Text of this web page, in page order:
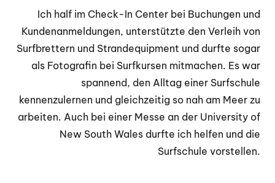
Ich half im Check-In Center bei Buchungen und
Kundenanmeldungen, unterstützte den Verleih von
Surfbrettern und Strandequipment und durfte sogar
als Fotografin bei Surfkursen mitmachen. Es war
spannend, den Alltag einer Surfschule
kennenzulernen und gleichzeitig so nah am Meer zu
arbeiten. Auch bei einer Messe an der University of
New South Wales durfte ich helfen und die
Surfschule vorstellen.